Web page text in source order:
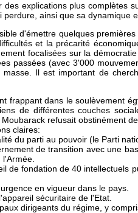
des explications plus complètes
perdure, ainsi que sa dynamique
d'émettre quelques
et la précarité
focalisées sur la
passées (avec 3'000
masse. Il est important de
frappant dans le soulèvement
de différentes couches
Moubarack refusait obstinément
claires:
du parti au pouvoir (le Parti
de transition avec une
de fondation de 40 intellectuels
en vigueur dans le pays.
sécuritaire de l'Etat.
dirigeants du régime, y